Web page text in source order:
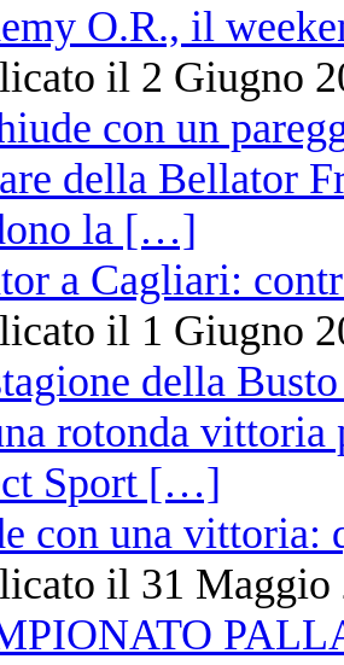
O.R., il
il 2 Giugno
a Cagliari:
il 1 Giugno
con una vittoria:
il 31 Maggio